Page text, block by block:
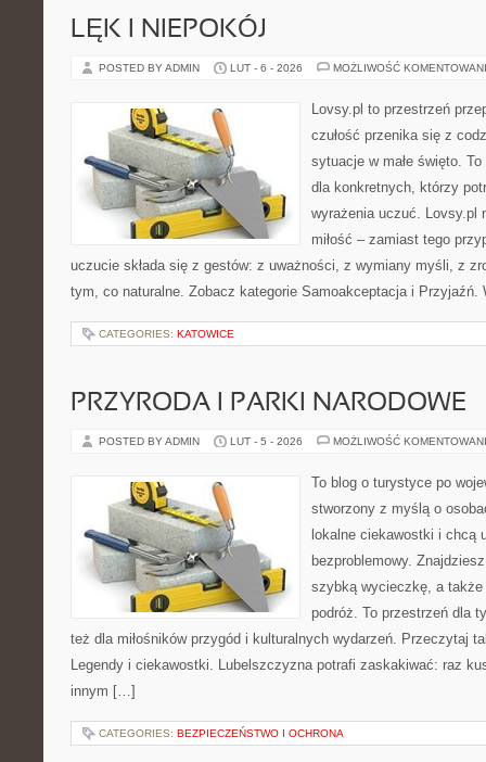
LĘK I NIEPOKÓJ
POSTED BY ADMIN LUT - 6 - 2026 MOŻLIWOŚĆ
Lovsy.pl to przestrzeń
czułość przenika się z
sytuacje w małe święto.
dla konkretnych, którzy
wyrażenia uczuć. Lovsy.pl
miłość – zamiast tego
uczucie składa się z gestów: z uważności, z wymiany myśli, z
tym, co naturalne. Zobacz kategorie Samoakceptacja i
CATEGORIES: KATOWICE
PRZYRODA I PARKI NARODOWE
POSTED BY ADMIN LUT - 5 - 2026 MOŻLIWOŚĆ
To blog o turystyce po
stworzony z myślą o
lokalne ciekawostki i chcą
bezproblemowy.
szybką wycieczkę, a także
podróż. To przestrzeń dla
też dla miłośników przygód i kulturalnych wydarzeń. Przeczytaj
Legendy i ciekawostki. Lubelszczyzna potrafi zaskakiwać: raz
innym […]
CATEGORIES: BEZPIECZEŃSTWO I OCHRONA